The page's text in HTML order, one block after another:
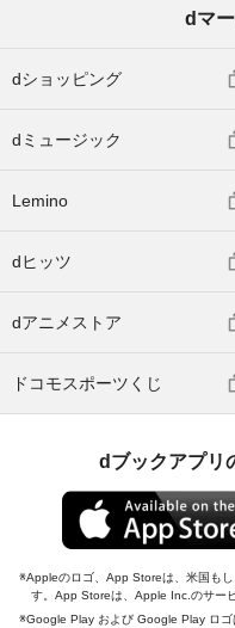
dマ
dショッピング
dミュージック
Lemino
dヒッツ
dアニメストア
ドコモスポーツくじ
dブックアプリ
Appleのロゴ、App Storeは、米国も
す。App Storeは、Apple Inc.のサー
Google Play および Google Play ロゴ